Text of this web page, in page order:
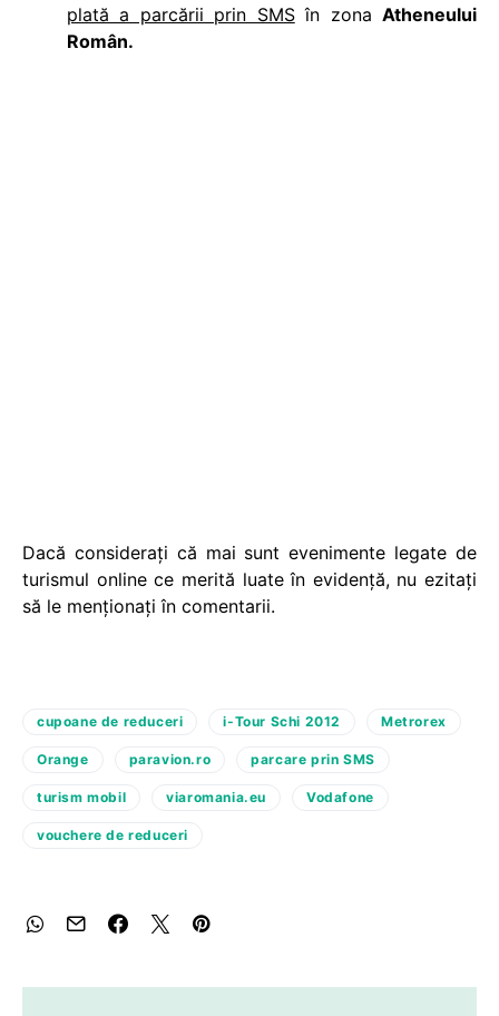
plată a parcării prin SMSîn zonaAtheneului
Român.
Dacă considerați că mai sunt evenimente legate de
turismul online ce merită luate în evidență, nu ezitați
să le menționați în comentarii.
cupoane de reduceri i-Tour Schi 2012 Metrorex
Orange paravion.ro parcare prin SMS
turism mobil viaromania.eu Vodafone
vouchere de reduceri